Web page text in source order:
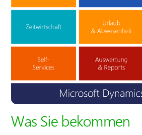
Was Sie bekommen